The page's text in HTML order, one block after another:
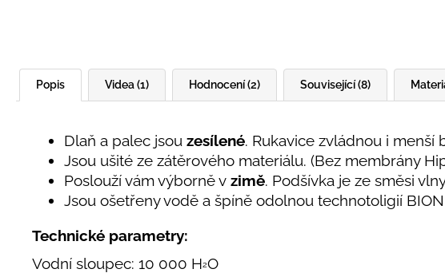
Popis Videa (1) Hodnocení (2) Související (8)
Dlaň a palec jsou zesílené. Rukavice zvládnou i menší
Jsou ušité ze zátěrového materiálu. (Bez membrány
Poslouží vám výborně v zimě. Podšívka je ze směsi
Jsou ošetřeny vodě a špíně odolnou technotoligií
Technické parametry:
Vodní sloupec: 10 000 H2O